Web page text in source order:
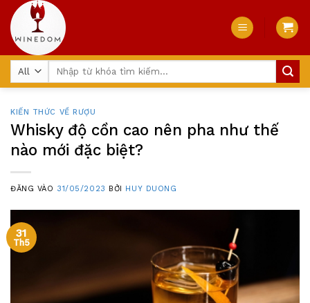
Skip
content
KIẾN THỨC VỀ RƯỢU
Whisky độ cồn cao nên pha như thế
nào mới đặc biệt?
ĐĂNG VÀO 31/05/2023 BỞI HUY DUONG
31
Th5